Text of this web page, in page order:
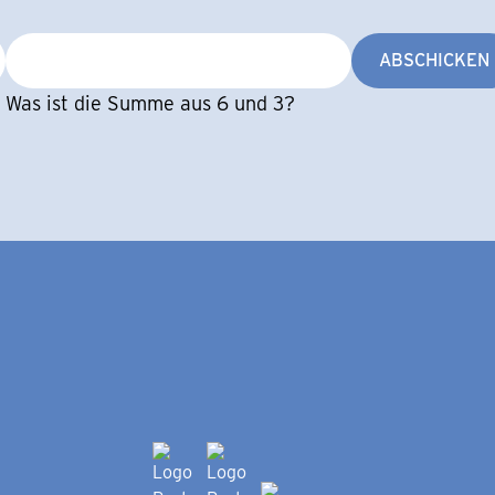
Was ist die Summe aus 6 und 3?
ABSCHICKEN